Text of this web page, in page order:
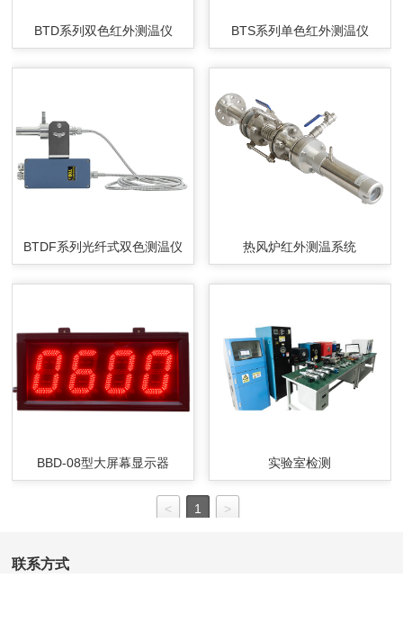
BTD系列双色红外测温仪 BTS系列单色红外测温仪
BTDF系列光纤式双色测温仪 热风炉红外测温系统
BBD-08型大屏幕显示器 实验室检测
< 1 >
联系方式